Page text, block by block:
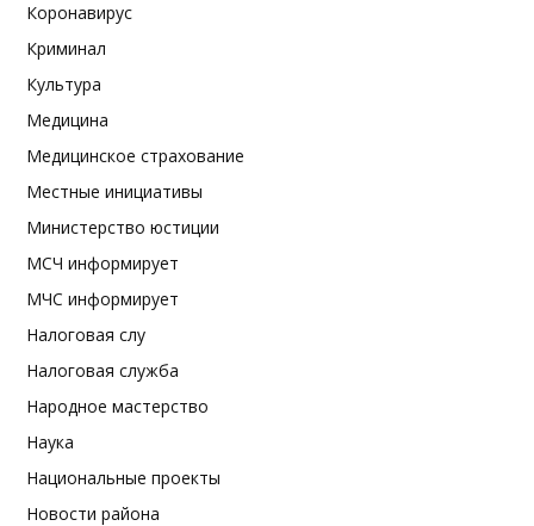
Коронавирус
Криминал
Культура
Медицина
Медицинское страхование
Местные инициативы
Министерство юстиции
МСЧ информирует
МЧС информирует
Налоговая слу
Налоговая служба
Народное мастерство
Наука
Национальные проекты
Новости района